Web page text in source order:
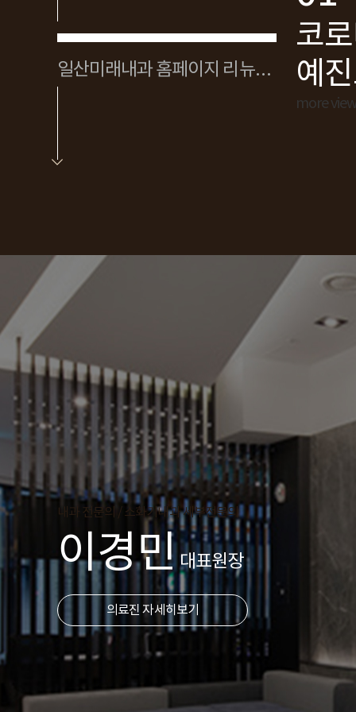
코로나19
일산미래내과 홈페이지 리뉴얼 안내
코
예
more
more
내과 전문의 / 소화기내과 세부전문의
이경민대표원장
의료진 자세히보기
내과 전문의 / 소화기내과 세부전문의
내과 전문의 / 소화기내과 세부전문의
내과 전문의 / 소화기내과 세부전문의
내과 전문의 / 소화기내과 세부전문의
김지현7내과 원장